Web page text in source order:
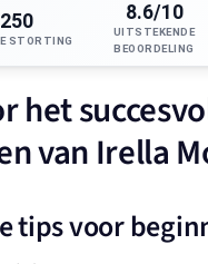
STORTING
8.6/10
UITSTEKENDE
BEOORDELING
het
van Irella
tips voor